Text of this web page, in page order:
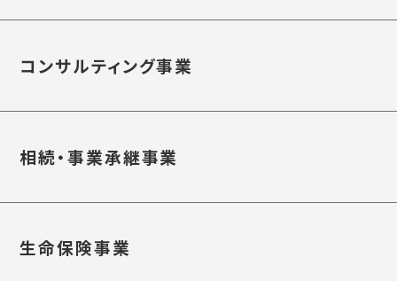
コンサルティング事業
相続・事業承継事業
生命保険事業